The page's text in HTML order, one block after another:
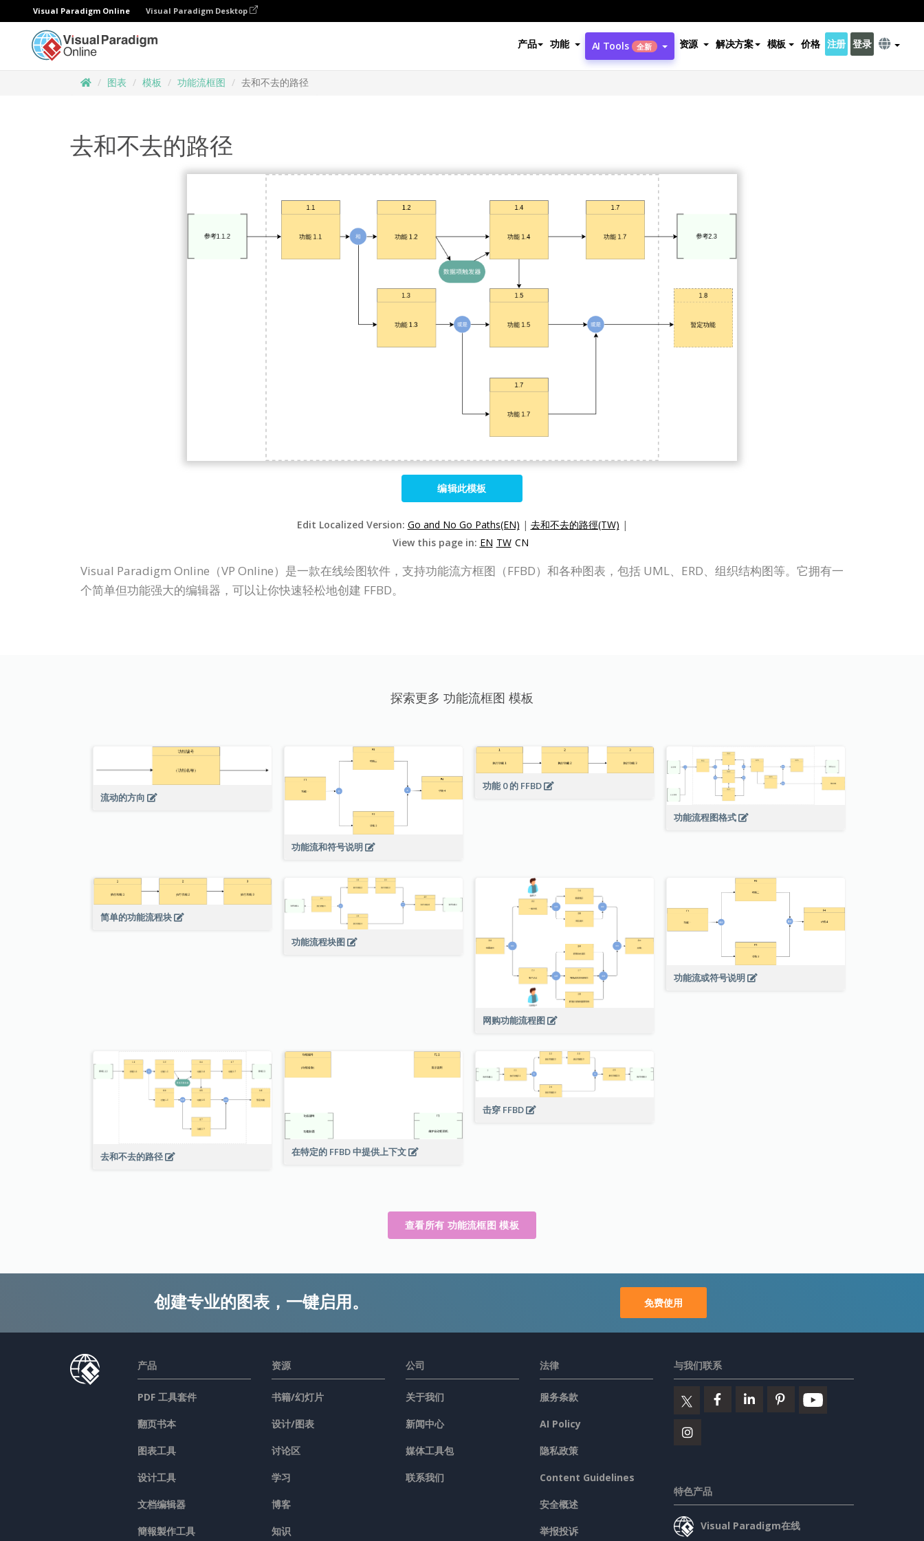
Visual Paradigm Online Visual Paradigm Desktop
产品 功能 AI Tools 全新 资源 解决方案 模板 价格 注册 登录
图表 模板 功能流框图 去和不去的路径
去和不去的路径
编辑此模板
Edit Localized Version: Go and No Go Paths(EN) | 去和不去的路徑(TW) |
View this page in: EN TW CN
Visual Paradigm Online（VP Online）是一款在线绘图软件，支持功能流方框图（FFBD）和各种图表，包括 UML、ERD、组织结构图等。它拥有一
个简单但功能强大的编辑器，可以让你快速轻松地创建 FFBD。
探索更多 功能流框图 模板
流动的方向
功能流和符号说明
功能 0 的 FFBD
功能流程图格式
简单的功能流程块
功能流程块图
网购功能流程图
功能流或符号说明
去和不去的路径 在特定的 FFBD 中提供上下文
击穿 FFBD
查看所有 功能流框图 模板
创建专业的图表，一键启用。 免费使用
产品
PDF 工具套件
翻页书本
图表工具
设计工具
文档编辑器
簡報製作工具
资源
书籍/幻灯片
设计/图表
讨论区
学习
博客
知识
公司
关于我们
新闻中心
媒体工具包
联系我们
法律
服务条款
AI Policy
隐私政策
Content Guidelines
安全概述
举报投诉
与我们联系
特色产品
Visual Paradigm在线